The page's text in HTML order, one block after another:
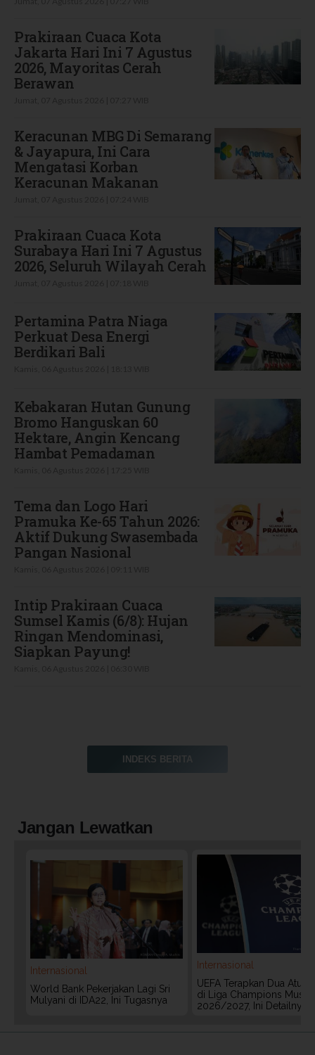
Prakiraan Cuaca Kota
Jakarta Hari Ini 7 Agustus
2026, Mayoritas Cerah
Berawan
Keracunan MBG Di Semarang
& Jayapura, Ini Cara
Mengatasi Korban
Keracunan Makanan
Prakiraan Cuaca Kota
Surabaya Hari Ini 7 Agustus
2026, Seluruh Wilayah Cerah
Pertamina Patra Niaga
Perkuat Desa Energi
Berdikari Bali
Kebakaran Hutan Gunung
Bromo Hanguskan 60
Hektare, Angin Kencang
Hambat Pemadaman
Tema dan Logo Hari
Pramuka Ke-65 Tahun 2026:
Aktif Dukung Swasembada
Pangan Nasional
Intip Prakiraan Cuaca
Sumsel Kamis (6/8): Hujan
Ringan Mendominasi,
Siapkan Payung!
INDEKS BERITA
Jangan Lewatkan
Internasional
World Bank Pekerjakan Lagi Sri
Mulyani di IDA22, Ini Tugasnya
Internasional
UEFA Terapkan Dua
di Liga Champions Musim
2026/2027, Ini Detailnya